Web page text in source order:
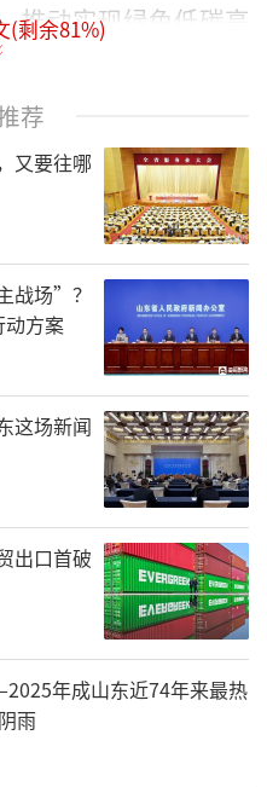
推动实现绿色低碳高
景高端装备智能制造
械集团，深入企业生
营、产品研发、市场
优化营商环境等工作
一步加大研发投入，
服务质量，不断增强
始终把创新摆在制造
推进科技创新、制度
业链协同创新，大力
焦“卡脖子”环节强
立自强。要找准产业
项，加强开放合作，
延链强链项目，促进
业紧密配套、协同发
快转型升级步伐，切
。
情况。他来到桓台县
(剩余81%)
荐
又要往哪
战场”？
方案
这场新闻
出口首破
年成山东近74年来最热
雨